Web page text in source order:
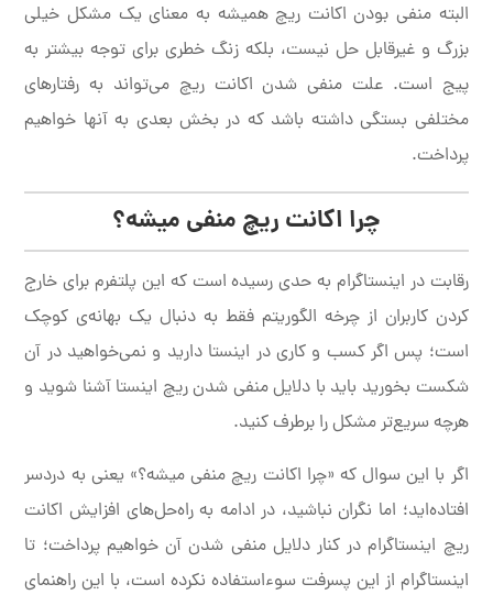
البته منفی بودن اکانت ریچ همیشه به معنای یک مشکل خیلی
بزرگ و غیرقابل حل نیست، بلکه زنگ خطری برای توجه بیشتر به
پیج است. علت منفی شدن اکانت ریچ می‌تواند به رفتارهای
مختلفی بستگی داشته باشد که در بخش بعدی به آنها خواهیم
پرداخت.
چرا اکانت ریچ منفی میشه؟
رقابت در اینستاگرام به حدی رسیده است که این پلتفرم برای خارج
کردن کاربران از چرخه الگوریتم فقط به دنبال یک بهانه‌ی کوچک
است؛ پس اگر کسب و کاری در اینستا دارید و نمی‌خواهید در آن
شکست بخورید باید با دلایل منفی شدن ریچ اینستا آشنا شوید و
هرچه سریع‌تر مشکل را برطرف کنید.
اگر با این سوال که «چرا اکانت ریچ منفی میشه؟» یعنی به دردسر
افتاده‌اید؛ اما نگران نباشید، در ادامه به راه‌حل‌های افزایش اکانت
ریچ اینستاگرام در کنار دلایل منفی شدن آن خواهیم پرداخت؛ تا
اینستاگرام از این پسرفت سوءاستفاده نکرده است، با این راهنمای